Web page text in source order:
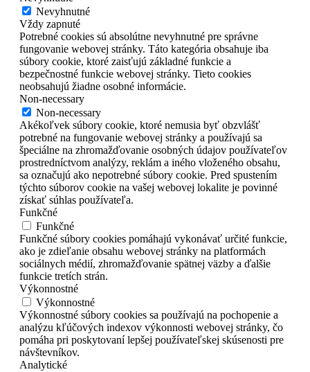
Nevyhnutné
Vždy zapnuté
Potrebné cookies sú absolútne nevyhnutné pre správne
fungovanie webovej stránky. Táto kategória obsahuje iba
súbory cookie, ktoré zaisťujú základné funkcie a
bezpečnostné funkcie webovej stránky. Tieto cookies
neobsahujú žiadne osobné informácie.
Non-necessary
Non-necessary
Akékoľvek súbory cookie, ktoré nemusia byť obzvlášť
potrebné na fungovanie webovej stránky a používajú sa
špeciálne na zhromažďovanie osobných údajov používateľov
prostredníctvom analýzy, reklám a iného vloženého obsahu,
sa označujú ako nepotrebné súbory cookie. Pred spustením
týchto súborov cookie na vašej webovej lokalite je povinné
získať súhlas používateľa.
Funkčné
Funkčné
Funkčné súbory cookies pomáhajú vykonávať určité funkcie,
ako je zdieľanie obsahu webovej stránky na platformách
sociálnych médií, zhromažďovanie spätnej väzby a ďalšie
funkcie tretích strán.
Výkonnostné
Výkonnostné
Výkonnostné súbory cookies sa používajú na pochopenie a
analýzu kľúčových indexov výkonnosti webovej stránky, čo
pomáha pri poskytovaní lepšej používateľskej skúsenosti pre
návštevníkov.
Analytické